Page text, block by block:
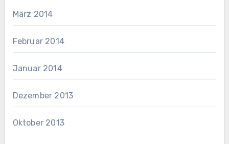
März 2014
Februar 2014
Januar 2014
Dezember 2013
Oktober 2013